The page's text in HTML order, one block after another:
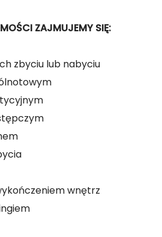
ZAJMUJEMY SIĘ:
zbyciu lub nabyciu
wnętrz